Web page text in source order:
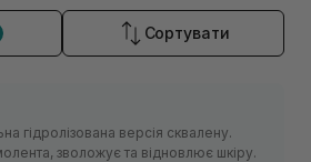
Сортувати
гідролізована версія сквалену.
зволожує та відновлює шкіру.